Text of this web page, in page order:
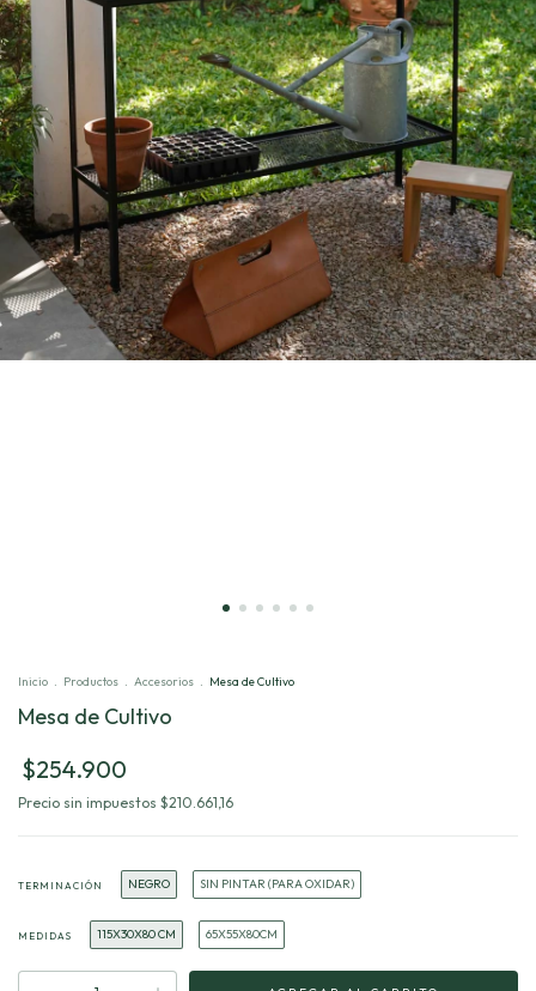
Inicio . Productos . Accesorios . Mesa de Cultivo
Mesa de Cultivo
$254.900
Precio sin impuestos $210.661,16
TERMINACIÓN NEGRO SIN PINTAR (PARA OXIDAR)
MEDIDAS 115X30X80 CM 65X55X80CM